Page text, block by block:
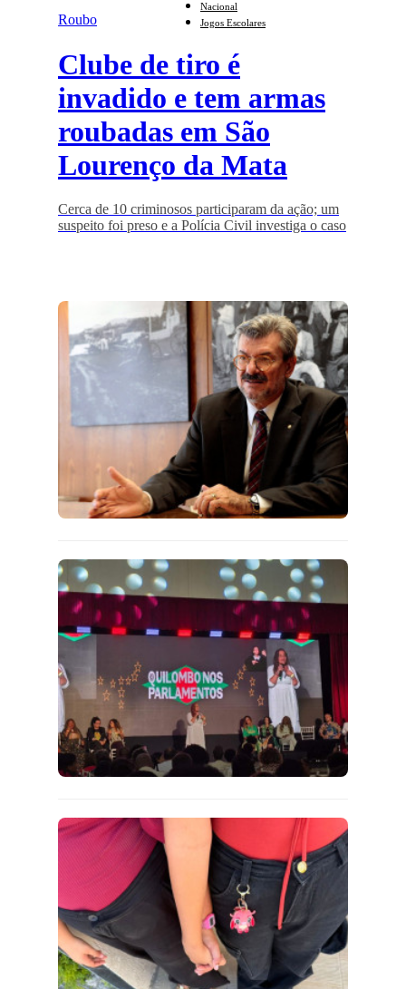
Nacional
Jogos Escolares
Roubo
Clube de tiro é
invadido e tem armas
roubadas em São
Lourenço da Mata
Cerca de 10 criminosos participaram da ação; um
suspeito foi preso e a Polícia Civil investiga o caso